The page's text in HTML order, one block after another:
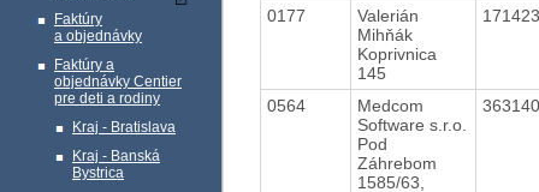
Faktúry
a objednávky
Faktúry a
objednávky Centier
pre deti a rodiny
Kraj - Bratislava
Kraj - Banská
Bystrica
0177
Valerián
Mihňák
Koprivnica
145
0564
Medcom
Software s.r.o.
Pod
Záhrebom
1585/63,